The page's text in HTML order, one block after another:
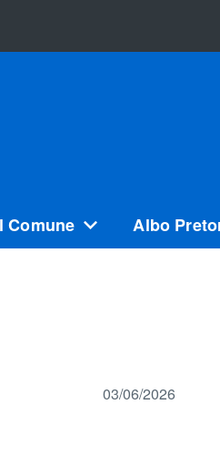
Comune Albo
03/06/2026